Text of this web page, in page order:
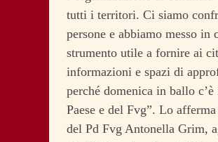
tutti i territori. Ci siamo
persone e abbiamo messo in
strumento utile a fornire ai
informazioni e spazi di
perché domenica in ballo
Paese e del Fvg”. Lo
del Pd Fvg Antonella Grim,